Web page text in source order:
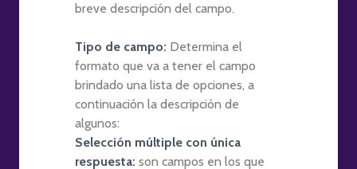
breve descripción del campo.
Tipo de campo: Determina el
formato que va a tener el campo
brindado una lista de opciones, a
continuación la descripción de
algunos:
Selección múltiple con única
respuesta: son campos en los que